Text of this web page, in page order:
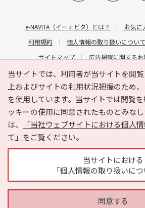
当サイトでは、利用者が当サイトを閲
上およびサイトの利用状況把握のため
を使用しています。当サイトでは閲覧
ッキーの使用に同意されたものとみな
は、
「当社ウェブサイトにおける個人
て」 をご覧ください。
当サイトにおける
「個人情報の取り扱いに
同意する
e-NAVITA（イーナビタ）とは？ お気に
利用規約
個人情報の取り扱いについて
サイトマップ
広告掲載に関する
サイトの内容に関するお問
Copyright © HYOJITO.Co.,Ltd. All